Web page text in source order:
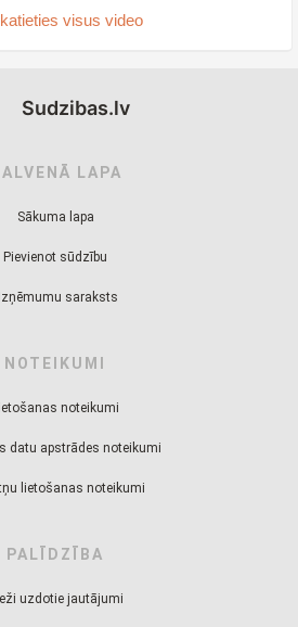
visus video
Sudzibas.lv
LAPA
Sākuma lapa
Pievienot sūdzību
saraksts
NOTEIKUMI
noteikumi
datu apstrādes noteikumi
lietošanas noteikumi
PALĪDZĪBA
uzdotie jautājumi